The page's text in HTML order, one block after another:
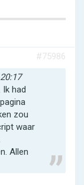
#75986
Ik had
zou
waar
Allen